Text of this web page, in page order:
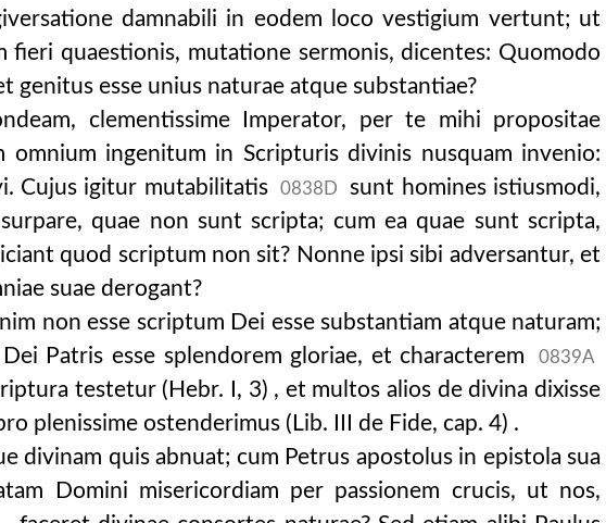
damnabili in eodem loco vestigium vertunt; ut
fieri quaestionis, mutatione sermonis, dicentes: Quomodo
genitus esse unius naturae atque substantiae?
clementissime Imperator, per te mihi propositae
omnium ingenitum in Scripturis divinis nusquam invenio:
Cujus igitur mutabilitatis
0838D
sunt homines istiusmodi,
quae non sunt scripta; cum ea quae sunt scripta,
quod scriptum non sit? Nonne ipsi sibi adversantur, et
suae derogant?
non esse scriptum Dei esse substantiam atque naturam;
Patris esse splendorem gloriae, et characterem
0839A
testetur (Hebr. I, 3) , et multos alios de divina dixisse
plenissime ostenderimus (Lib. III de Fide, cap. 4) .
divinam quis abnuat; cum Petrus apostolus in epistola sua
Domini misericordiam per passionem crucis, ut nos,